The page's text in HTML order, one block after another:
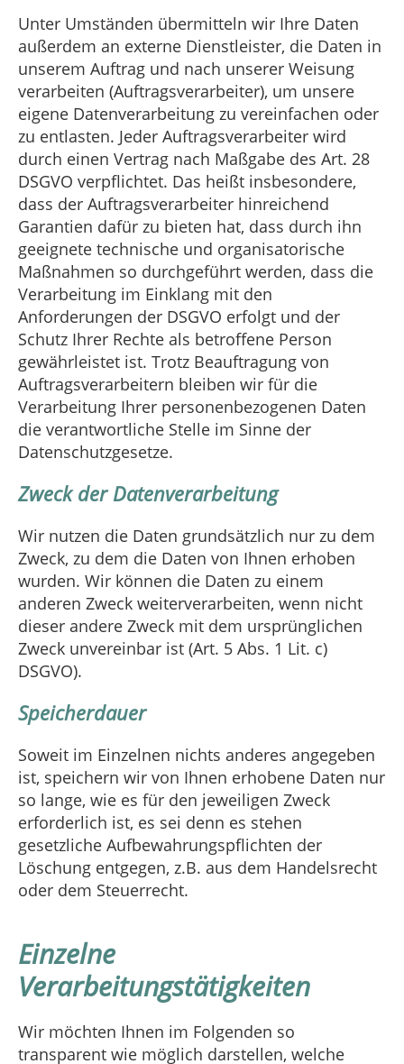
Unter Umständen übermitteln wir Ihre Daten
außerdem an externe Dienstleister, die Daten in
unserem Auftrag und nach unserer Weisung
verarbeiten (Auftragsverarbeiter), um unsere
eigene Datenverarbeitung zu vereinfachen oder
zu entlasten. Jeder Auftragsverarbeiter wird
durch einen Vertrag nach Maßgabe des Art. 28
DSGVO verpflichtet. Das heißt insbesondere,
dass der Auftragsverarbeiter hinreichend
Garantien dafür zu bieten hat, dass durch ihn
geeignete technische und organisatorische
Maßnahmen so durchgeführt werden, dass die
Verarbeitung im Einklang mit den
Anforderungen der DSGVO erfolgt und der
Schutz Ihrer Rechte als betroffene Person
gewährleistet ist. Trotz Beauftragung von
Auftragsverarbeitern bleiben wir für die
Verarbeitung Ihrer personenbezogenen Daten
die verantwortliche Stelle im Sinne der
Datenschutzgesetze.
Zweck der Datenverarbeitung
Wir nutzen die Daten grundsätzlich nur zu dem
Zweck, zu dem die Daten von Ihnen erhoben
wurden. Wir können die Daten zu einem
anderen Zweck weiterverarbeiten, wenn nicht
dieser andere Zweck mit dem ursprünglichen
Zweck unvereinbar ist (Art. 5 Abs. 1 Lit. c)
DSGVO).
Speicherdauer
Soweit im Einzelnen nichts anderes angegeben
ist, speichern wir von Ihnen erhobene Daten nur
so lange, wie es für den jeweiligen Zweck
erforderlich ist, es sei denn es stehen
gesetzliche Aufbewahrungspflichten der
Löschung entgegen, z.B. aus dem Handelsrecht
oder dem Steuerrecht.
Einzelne
Verarbeitungstätigkeiten
Wir möchten Ihnen im Folgenden so
transparent wie möglich darstellen, welche